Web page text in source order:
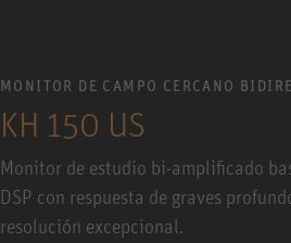
MONITOR DE CAMPO CERCANO
KH 150 US
Monitor de estudio bi-amplificado
DSP con respuesta de graves
resolución excepcional.